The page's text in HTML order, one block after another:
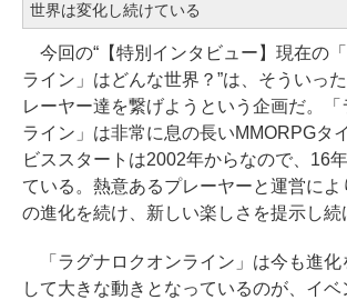
世界は変化し続けている
今回の“【特別インタビュー】現在の
ライン」はどんな世界？”は、そういっ
レーヤー達を繋げようという企画だ。
ライン」は非常に息の長いMMORPGタ
ビススタートは2002年からなので、16
ている。熱意あるプレーヤーと運営によ
の進化を続け、新しい楽しさを提示し続
「ラグナロクオンライン」は今も進化
して大きな動きとなっているのが、イベ